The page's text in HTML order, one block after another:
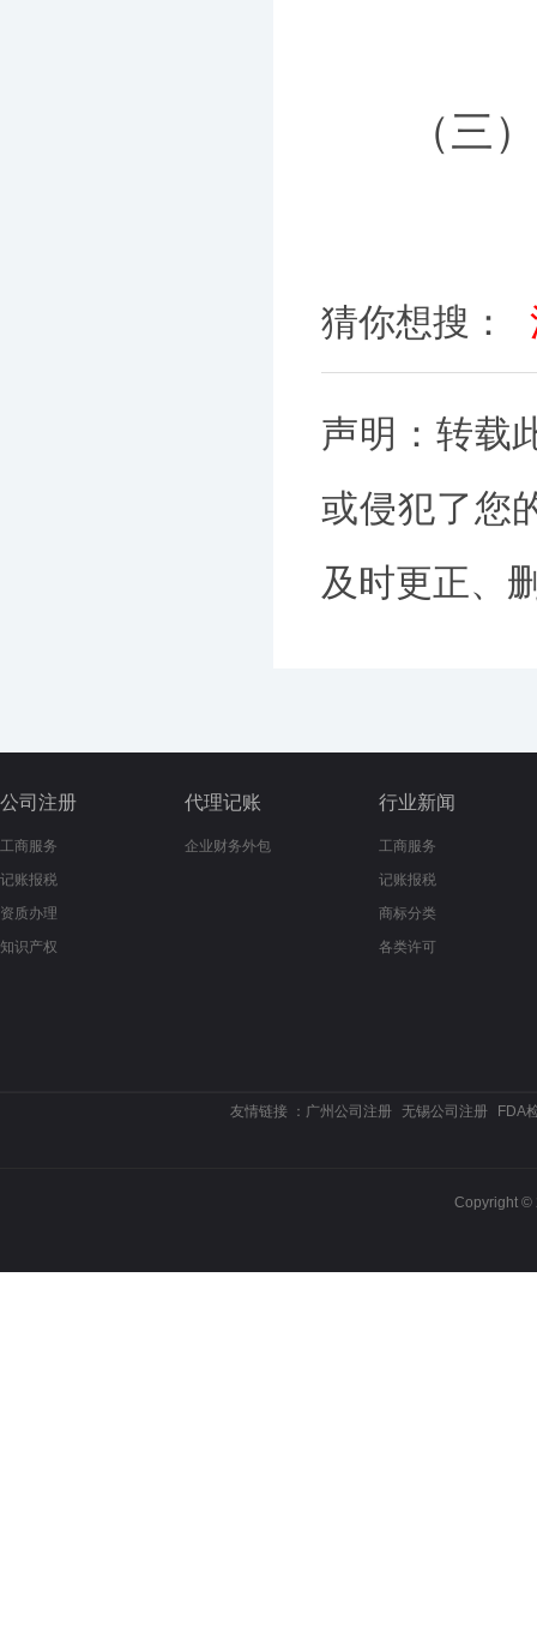
（三）
猜你想搜：
声明：转载
或侵犯了您
及时更正、
公司注册
工商服务
记账报税
资质办理
知识产权
代理记账
企业财务外包
行业新闻
工商服务
记账报税
商标分类
各类许可
友情链接 ： 广州公司注册 无锡公司注册 FDA
Copyright ©